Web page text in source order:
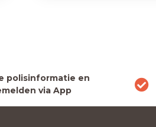
polisinformatie en
via App